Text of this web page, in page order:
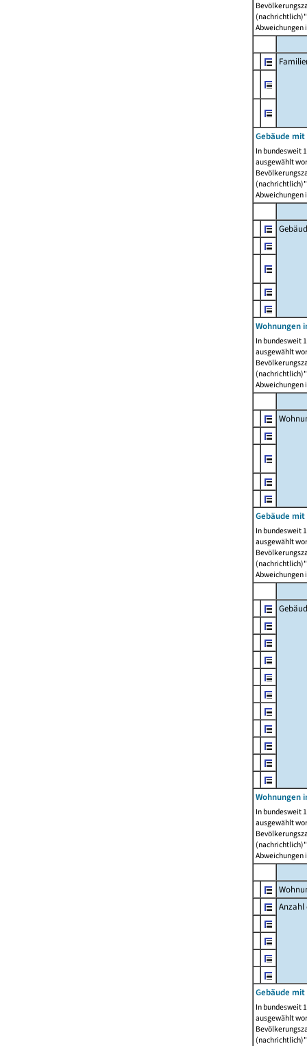
Abweichungen
Gebäude
In bundesweit
ausgewählt
Abweichungen
Wohnungen
In bundesweit
ausgewählt
Abweichungen
Gebäude
In bundesweit
ausgewählt
Abweichungen
Wohnungen
In bundesweit
ausgewählt
Abweichungen
Anzahl
Gebäude
In bundesweit
ausgewählt